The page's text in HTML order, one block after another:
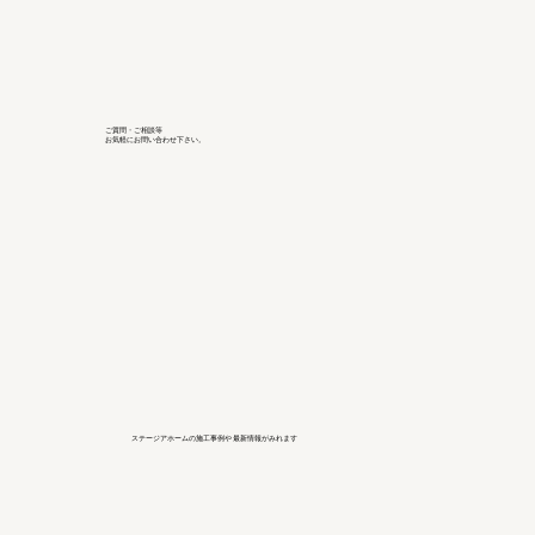
ご質問・ご相談等
お気軽にお問い合わせ下さい。
ステージアホームの施工事例や 最新情報がみれます